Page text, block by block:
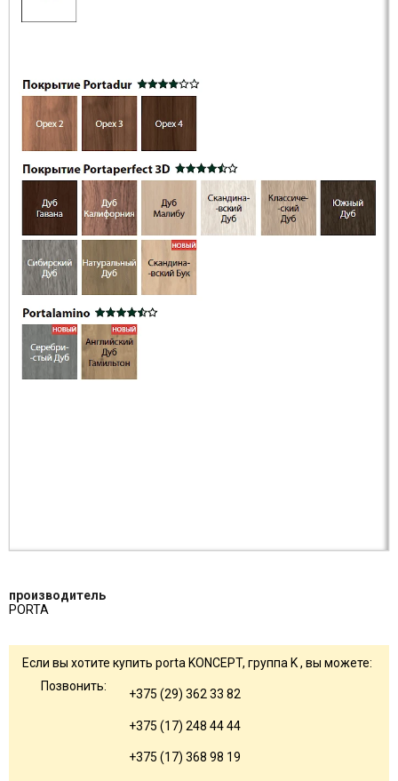
производитель
PORTA
Если вы хотите купить porta KONCEPT, группа K , вы можете:
Позвонить:
+375 (29) 362 33 82
+375 (17) 248 44 44
+375 (17) 368 98 19